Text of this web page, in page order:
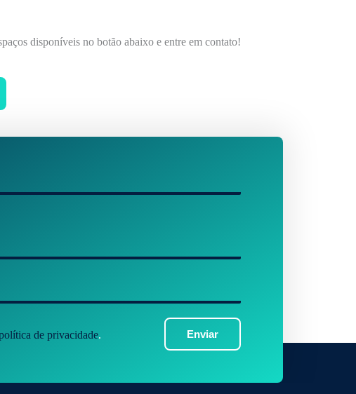
disponíveis no botão abaixo e entre em contato!
Enviar
de privacidade.